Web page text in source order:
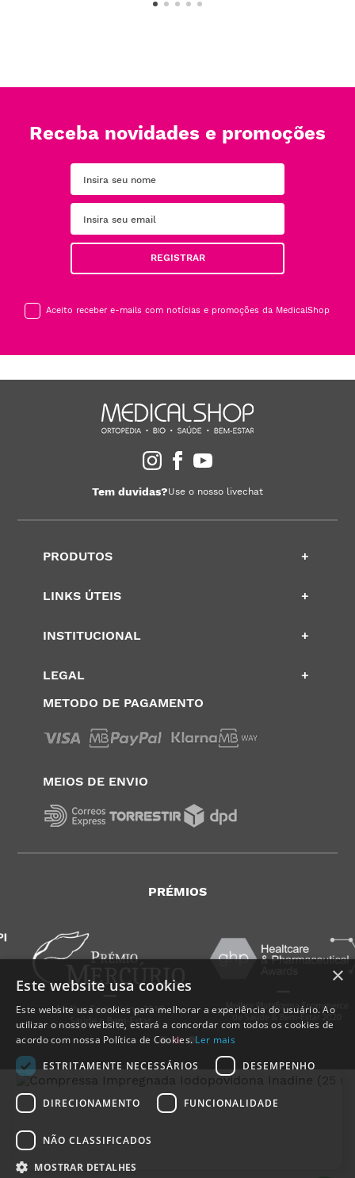
Receba novidades e promoções
REGISTRAR
Aceito receber e-mails com notícias e promoções da MedicalShop
Tem duvidas?Use o nosso livechat
PRODUTOS +
LINKS ÚTEIS +
INSTITUCIONAL +
LEGAL
+
METODO DE PAGAMENTO
MEIOS DE ENVIO
PRÉMIOS
MedicalShop - Saúde e Bem-Estar
×
Este website usa cookies
Este website usa cookies para melhorar a experiência do usuário. Ao
utilizar o nosso website, estará a concordar com todos os cookies de
acordo com nossa Política de Cookies. Ler mais
ESTRITAMENTE NECESSÁRIOS
DESEMPENHO
DIRECIONAMENTO FUNCIONALIDADE
NÃO CLASSIFICADOS
MOSTRAR DETALHES